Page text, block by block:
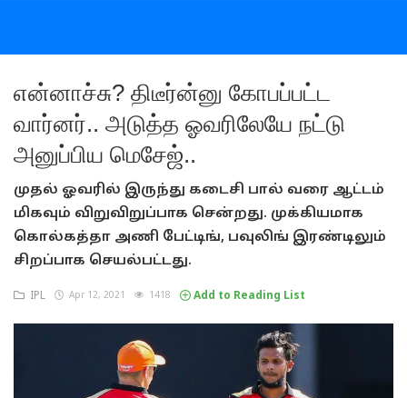
என்னாச்சு? திடீர்ன்னு கோபப்பட்ட
வார்னர்.. அடுத்த ஓவரிலேயே நட்டு
அனுப்பிய மெசேஜ்..
முதல் ஓவரில் இருந்து கடைசி பால் வரை ஆட்டம்
மிகவும் விறுவிறுப்பாக சென்றது. முக்கியமாக
கொல்கத்தா அணி பேட்டிங், பவுலிங் இரண்டிலும்
சிறப்பாக செயல்பட்டது.
IPL Apr 12, 2021 1418 Add to Reading List